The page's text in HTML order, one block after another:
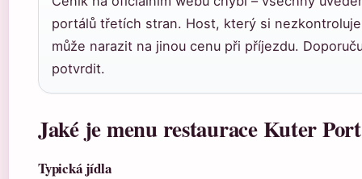
portálů třetích stran. Host, který si
může narazit na jinou cenu při příjezdu.
potvrdit.
Jaké je menu restaurace Kuter
Typická jídla